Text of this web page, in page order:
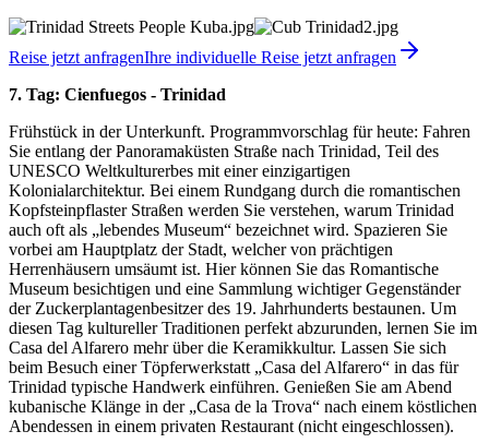
Reise jetzt anfragenIhre individuelle Reise jetzt anfragen
7. Tag: Cienfuegos - Trinidad
Frühstück in der Unterkunft. Programmvorschlag für heute: Fahren
Sie entlang der Panoramaküsten Straße nach Trinidad, Teil des
UNESCO Weltkulturerbes mit einer einzigartigen
Kolonialarchitektur. Bei einem Rundgang durch die romantischen
Kopfsteinpflaster Straßen werden Sie verstehen, warum Trinidad
auch oft als „lebendes Museum“ bezeichnet wird. Spazieren Sie
vorbei am Hauptplatz der Stadt, welcher von prächtigen
Herrenhäusern umsäumt ist. Hier können Sie das Romantische
Museum besichtigen und eine Sammlung wichtiger Gegenständer
der Zuckerplantagenbesitzer des 19. Jahrhunderts bestaunen. Um
diesen Tag kultureller Traditionen perfekt abzurunden, lernen Sie im
Casa del Alfarero mehr über die Keramikkultur. Lassen Sie sich
beim Besuch einer Töpferwerkstatt „Casa del Alfarero“ in das für
Trinidad typische Handwerk einführen. Genießen Sie am Abend
kubanische Klänge in der „Casa de la Trova“ nach einem köstlichen
Abendessen in einem privaten Restaurant (nicht eingeschlossen).